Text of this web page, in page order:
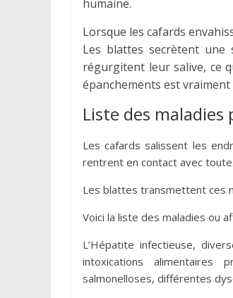
humaine.
Lorsque les cafards
Les blattes secrètent une
régurgitent leur salive, ce
épanchements est
Liste des
Les cafards salissent les
rentrent en contact avec
Les blattes transmettent ces
Voici la liste des maladies ou
L’Hépatite infectieuse,
intoxications alimentaires
salmonelloses, différentes